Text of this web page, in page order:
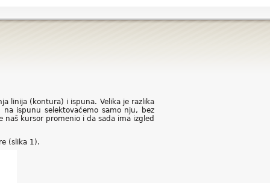
linija (kontura) i ispuna. Velika je razlika
na ispunu selektovaćemo samo nju, bez
kursor promenio i da sada ima izgled
(slika 1).